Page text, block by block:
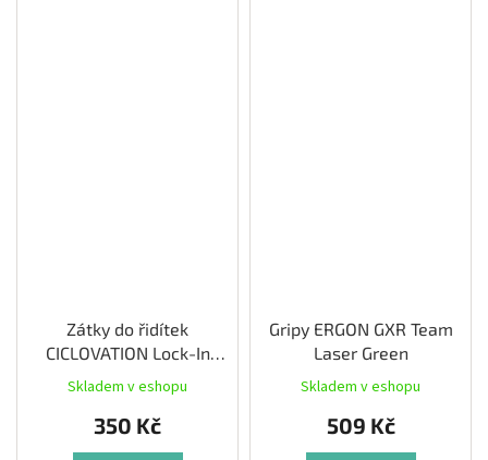
Zátky do řidítek
CICLOVATION Lock-In
Vortex Aurora
Skladem v eshopu
350 Kč
Gripy ERGON GXR Team
Laser Green
Skladem v eshopu
509 Kč